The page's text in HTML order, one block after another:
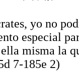
yo no
especial
misma la
7-185e 2)